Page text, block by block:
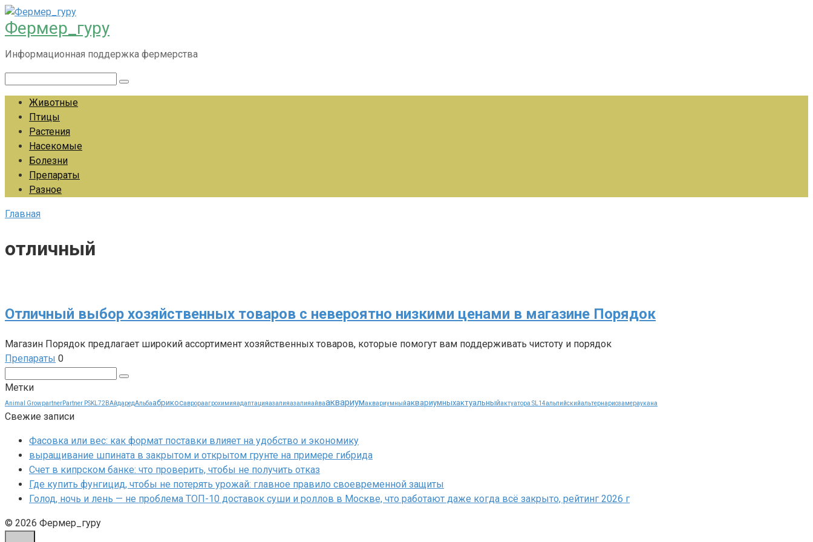
Перейти
к
контенту
Фермер_гуру
Информационная поддержка фермерства
Животные
Птицы
Растения
Насекомые
Болезни
Препараты
Разное
Главная
отличный
Отличный выбор хозяйственных товаров с невероятно низкими ценами в магазине Порядок
Магазин Порядок предлагает широкий ассортимент хозяйственных товаров, которые помогут вам поддерживать чистоту и порядок
Препараты 0
Метки
Animal GrowpartnerPartner PSKL72BАйдаредАльбаабрикосаврораагрохимияадаптацияазалияазалияайвааквариумаквариумныйаквариумныхактуальныйактуатора SL14альпийскийальтернариозамераукана
Свежие записи
Фасовка или вес: как формат поставки влияет на удобство и экономику
выращивание шпината в закрытом и открытом грунте на примере гибрида
Счет в кипрском банке: что проверить, чтобы не получить отказ
Где купить фунгицид, чтобы не потерять урожай: главное правило своевременной защиты
Голод, ночь и лень — не проблема ТОП-10 доставок суши и роллов в Москве, что работают даже когда всё закрыто, рейтинг 2026 г
© 2026 Фермер_гуру